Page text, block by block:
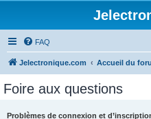
FAQ
Jelectronique.com Accueil du
Foire aux questions
Problèmes de connexion et